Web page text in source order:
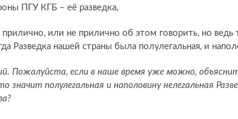
ПГУ КГБ – её разведка,
или не прилично об этом говорить, но ведь
Разведка нашей страны была полулегальная, и
Пожалуйста, если в наше время уже можно,
значит полулегальная и наполовину нелегальная